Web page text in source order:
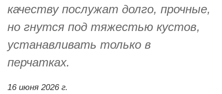
качеству послужат долго, прочные,
но гнутся под тяжестью кустов,
устанавливать только в
перчатках.
16 июня 2026 г.